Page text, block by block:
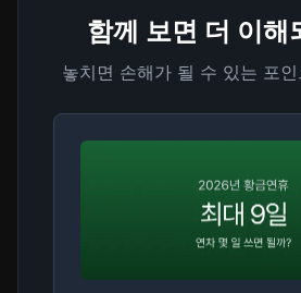
함께 보면 더 이해
놓치면 손해가 될 수 있는 포